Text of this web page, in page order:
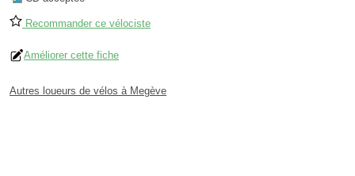
Recommander ce vélociste
Améliorer cette fiche
Autres loueurs de vélos à Megève